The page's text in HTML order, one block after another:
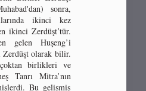
sonra,
ikinci kez
ikinci Zerdüşt’tür.
gelen Huşeng’i
olarak bilir.
birlikleri ve
Tanrı Mitra’nın
Bu gelişmiş